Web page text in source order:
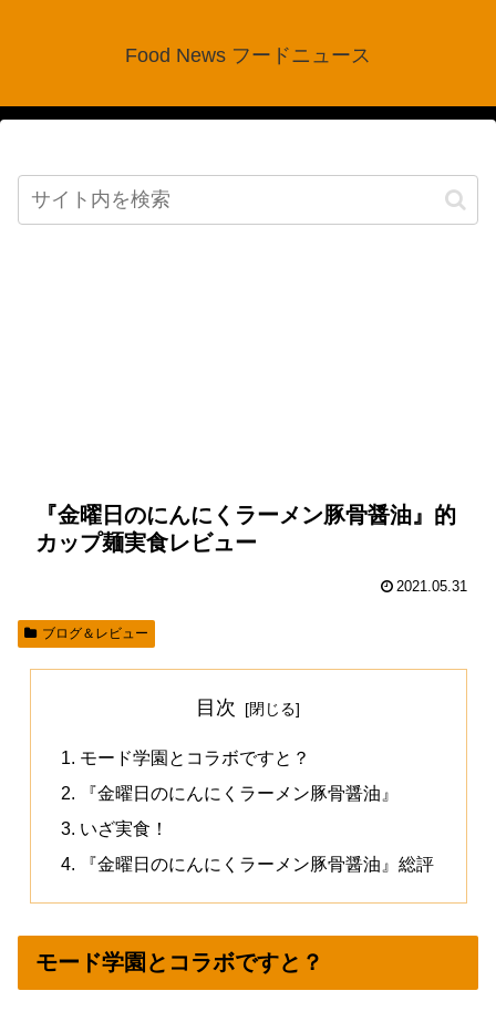
Food News フードニュース
『金曜日のにんにくラーメン豚骨醤油』的
カップ麺実食レビュー
2021.05.31
ブログ＆レビュー
目次
モード学園とコラボですと？
『金曜日のにんにくラーメン豚骨醤油』
いざ実食！
『金曜日のにんにくラーメン豚骨醤油』総評
モード学園とコラボですと？